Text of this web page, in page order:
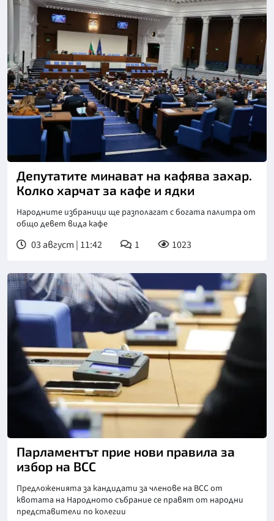
Снимка: БТА
Депутатите минават на кафява захар.
Колко харчат за кафе и ядки
Народните избраници ще разполагат с богата палитра от
общо девет вида кафе
03 август | 11:42 1 1023
Снимка: БГНЕС
Парламентът прие нови правила за
избор на ВСС
Предложенията за кандидати за членове на ВСС от
квотата на Народното събрание се правят от народни
представители по колегии